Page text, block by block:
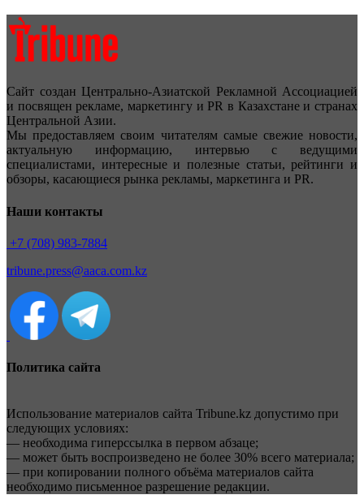
Сайт создан Центрально-Азиатской Рекламной Ассоциацией
и посвящен рекламе, маркетингу и PR в Казахстане и странах
Центральной Азии.
Мы предоставляем своим читателям самые свежие новости,
актуальную информацию, интервью с ведущими
специалистами, интересные и полезные статьи, рейтинги и
обзоры, касающиеся рынка рекламы, маркетинга и PR.
Наши контакты
+7 (708) 983-7884
tribune.press@aaca.com.kz
Политика сайта
Использование материалов сайта Tribune.kz допустимо при
следующих условиях:
— необходима гиперссылка в первом абзаце;
— может быть воспроизведено не более 30% всего материала;
— при копировании полного объёма материалов сайта
необходимо письменное разрешение редакции.